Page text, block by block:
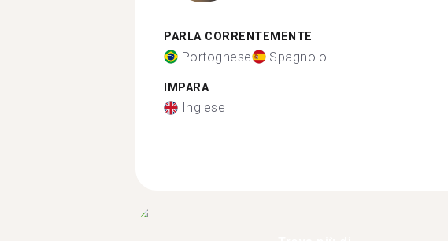
PARLA CORRENTEMENTE
Portoghese Spagnolo
IMPARA
Inglese